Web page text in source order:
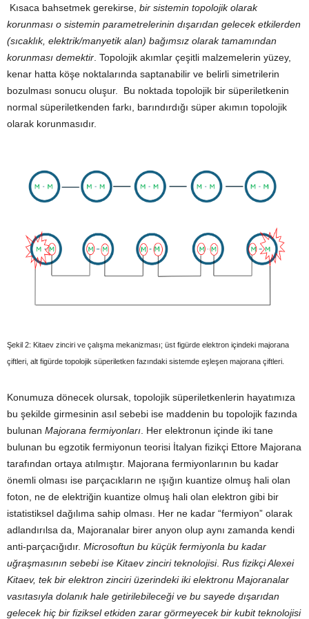
Kısaca bahsetmek gerekirse, bir sistemin topolojik olarak
korunması o sistemin parametrelerinin dışarıdan gelecek etkilerden
(sıcaklık, elektrik/manyetik alan) bağımsız olarak tamamından
korunması demektir . Topolojik akımlar çeşitli malzemelerin yüzey,
kenar hatta köşe noktalarında saptanabilir ve belirli simetrilerin
bozulması sonucu oluşur. Bu noktada topolojik bir süperiletkenin
normal süperiletkenden farkı, barındırdığı süper akımın topolojik
olarak korunmasıdır.
Şekil 2: Kitaev zinciri ve çalışma mekanizması; üst figürde elektron içindeki majorana
çiftleri, alt figürde topolojik süperiletken fazındaki sistemde eşleşen majorana çiftleri.
Konumuza dönecek olursak, topolojik süperiletkenlerin hayatımıza
bu şekilde girmesinin asıl sebebi ise maddenin bu topolojik fazında
bulunan Majorana fermiyonları . Her elektronun içinde iki tane
bulunan bu egzotik fermiyonun teorisi İtalyan fizikçi Ettore Majorana
tarafından ortaya atılmıştır. Majorana fermiyonlarının bu kadar
önemli olması ise parçacıkların ne ışığın kuantize olmuş hali olan
foton, ne de elektriğin kuantize olmuş hali olan elektron gibi bir
istatistiksel dağılıma sahip olması. Her ne kadar “fermiyon” olarak
adlandırılsa da, Majoranalar birer anyon olup aynı zamanda kendi
anti-parçacığıdır. Microsoftun bu küçük fermiyonla bu kadar
uğraşmasının sebebi ise Kitaev zinciri teknolojisi. Rus fizikçi Alexei
Kitaev, tek bir elektron zinciri üzerindeki iki elektronu Majoranalar
vasıtasıyla dolanık hale getirilebileceği ve bu sayede dışarıdan
gelecek hiç bir fiziksel etkiden zarar görmeyecek bir kubit teknolojisi